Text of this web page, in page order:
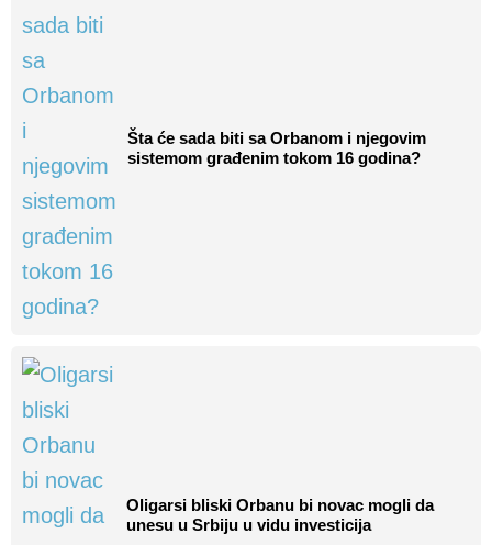
Šta će sada biti sa Orbanom i njegovim
sistemom građenim tokom 16 godina?
Oligarsi bliski Orbanu bi novac mogli da
unesu u Srbiju u vidu investicija